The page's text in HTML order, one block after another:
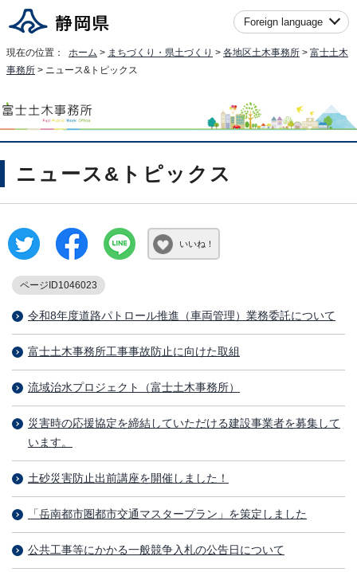
Foreign language
現在の位置： ホーム > まちづくり・県土づくり > 各地区土木事務所 > 富士土木
事務所 > ニュース&トピックス
ニュース&トピックス
いいね！
ページID1046023
令和8年度道路パトロール推進（車両管理）業務委託について
富士土木事務所工事事故防止に向けた取組
流域治水プロジェクト（富士土木事務所）
災害時の応援協定を締結していただける建設事業者を募集して
います。
土砂災害防止出前講座を開催しました！
「岳南都市圏都市交通マスタープラン」を策定しました
公共工事等にかかる一般競争入札の公告日について